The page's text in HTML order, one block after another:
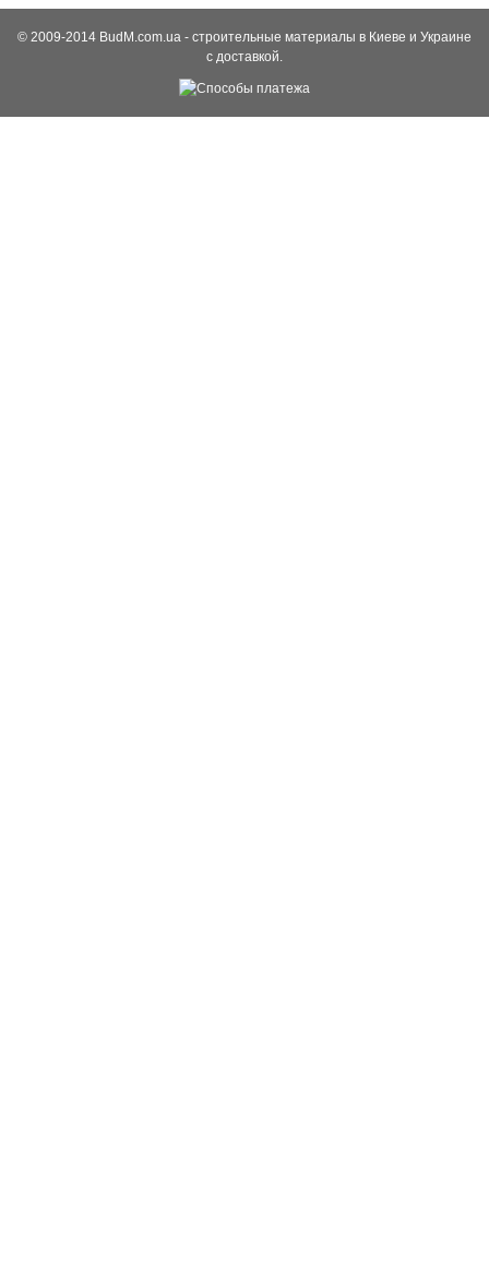
© 2009-2014 BudM.com.ua - строительные материалы в Киеве и Украине
с доставкой.